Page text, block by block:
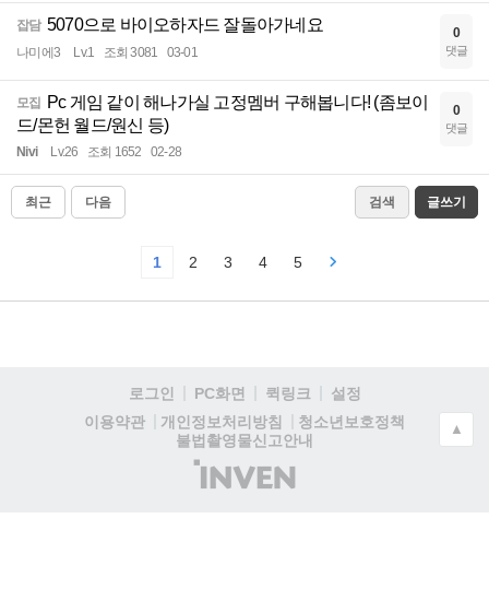
잡담 5070으로 바이오하자드 잘돌아가네요
나미에3 Lv.1 조회 3081 03-01
0
댓글
모집
Pc 게임 같이 해나가실 고정멤버 구해봅니다! (좀보이
드/몬헌 월드/원신 등)
Nivi Lv.26 조회 1652 02-28
0
댓글
최근 다음 검색 글쓰기
1 2 3 4 5
로그인 PC화면 퀵링크
설정
이용약관
개인정보처리방침
청소년보호정책
불법촬영물신고안내
(주)
인
▲